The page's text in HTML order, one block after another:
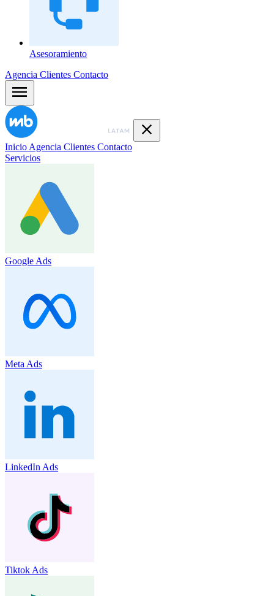
Asesoramiento
Agencia Clientes Contacto
Inicio Agencia Clientes Contacto
Servicios
Google Ads
Meta Ads
LinkedIn Ads
Tiktok Ads